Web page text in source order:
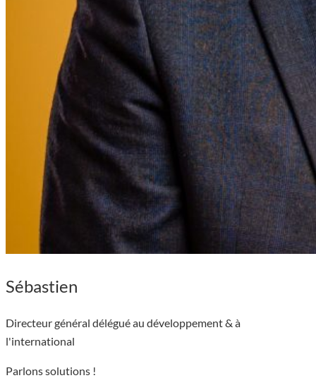
Sébastien
Directeur général délégué au développement & à
l'international
Parlons solutions !